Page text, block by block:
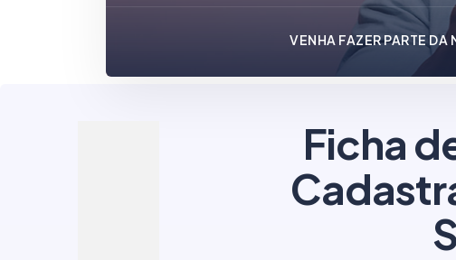
VENHA FAZER PARTE DA
Ficha